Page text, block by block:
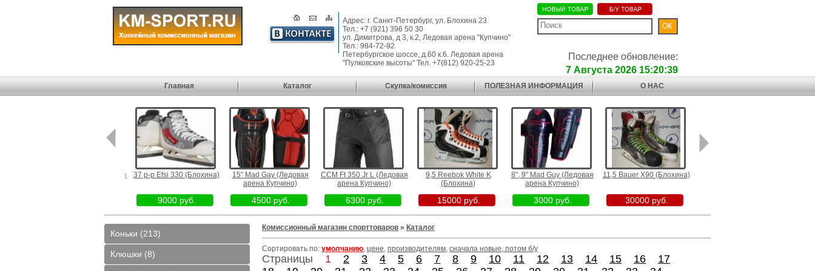
Адрес: г. Санкт-Петербург, ул. Блохина 23
Тел.: +7 (921) 396 50 30
ул. Димитрова, д 3, к.2, Ледовая арена "Купчино"
Тел.: 984-72-92
Петербургское шоссе, д.60 к.6. Ледовая арена
"Пулковские высоты" Тел. +7(812) 920-25-23
Последнее обновление:
7 Августа 2026 15:20:39
Главная Каталог Скупка/комиссия ПОЛЕЗНАЯ ИНФОРМАЦИЯ О НАС
37 р-р Efsi 330 (Блохина)
9000 руб.
15" Mad Gay (Ледовая
арена Купчино)
4500 руб.
CCM Ft 350 Jr L (Ледовая
арена Купчино)
6300 руб.
9,5 Reebok White K
(Блохина)
15000 руб.
8", 9" Mad Guy (Ледовая
арена Купчино)
3000 руб.
11,5 Bauer X90 (Блохина)
30000 руб.
Коньки (213)
Клюшки (8)
Комиссионный магазин спорттоваров » Каталог
Сортировать по: умолчанию, цене, производителям, сначала новые, потом б/у
Страницы 1 2 3 4 5 6 7 8 9 10 11 12 13 14 15 16
17